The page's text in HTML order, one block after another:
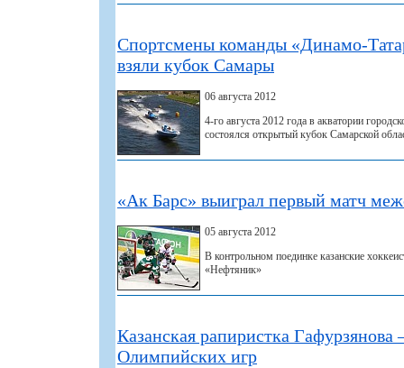
Спортсмены команды «Динамо-
взяли кубок Самары
06 августа 2012
4-го августа 2012 года в акватории
состоялся открытый кубок Самарской
«Ак Барс» выиграл первый матч
05 августа 2012
В контрольном поединке казанские
«Нефтяник»
Казанская рапиристка Гафурзянова
Олимпийских игр